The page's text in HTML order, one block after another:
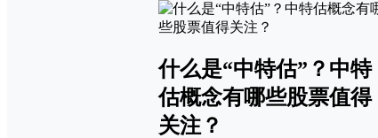
什么是“中特估”？中特
估概念有哪些股票值得
关注？